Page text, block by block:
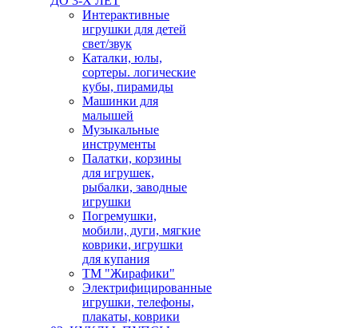
Интерактивные
игрушки для детей
свет/звук
Каталки, юлы,
сортеры. логические
кубы, пирамиды
Машинки для
малышей
Музыкальные
инструменты
Палатки, корзины
для игрушек,
рыбалки, заводные
игрушки
Погремушки,
мобили, дуги, мягкие
коврики, игрушки
для купания
ТМ "Жирафики"
Электрифицированные
игрушки, телефоны,
плакаты, коврики